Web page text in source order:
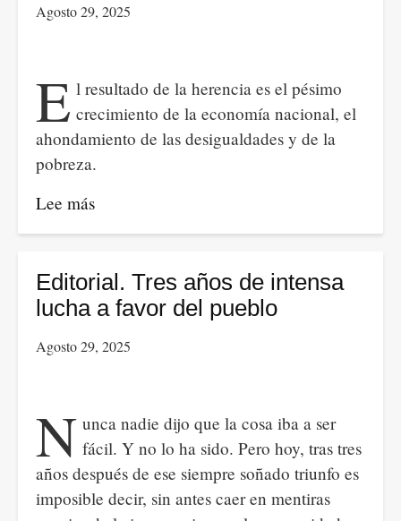
favor
y
perspectivas
Agosto 29, 2025
E l resultado de la herencia es el pésimo
crecimiento de la economía nacional, el
ahondamiento de las desigualdades y de la
pobreza.
Lee más
Problemas
heredados
por
gobierno
Petro
en
Colombia
Editorial. Tres años de intensa
lucha a favor del pueblo
Agosto 29, 2025
N unca nadie dijo que la cosa iba a ser
fácil. Y no lo ha sido. Pero hoy, tras tres
años después de ese siempre soñado triunfo es
imposible decir, sin antes caer en mentiras